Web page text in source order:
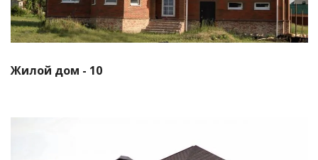
Жилой дом - 10